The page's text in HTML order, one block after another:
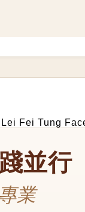
Lei Fei Tung
並行
業